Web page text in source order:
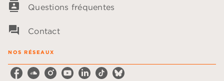
contacts Questions fréquentes
question_answer Contact
NOS RÉSEAUX